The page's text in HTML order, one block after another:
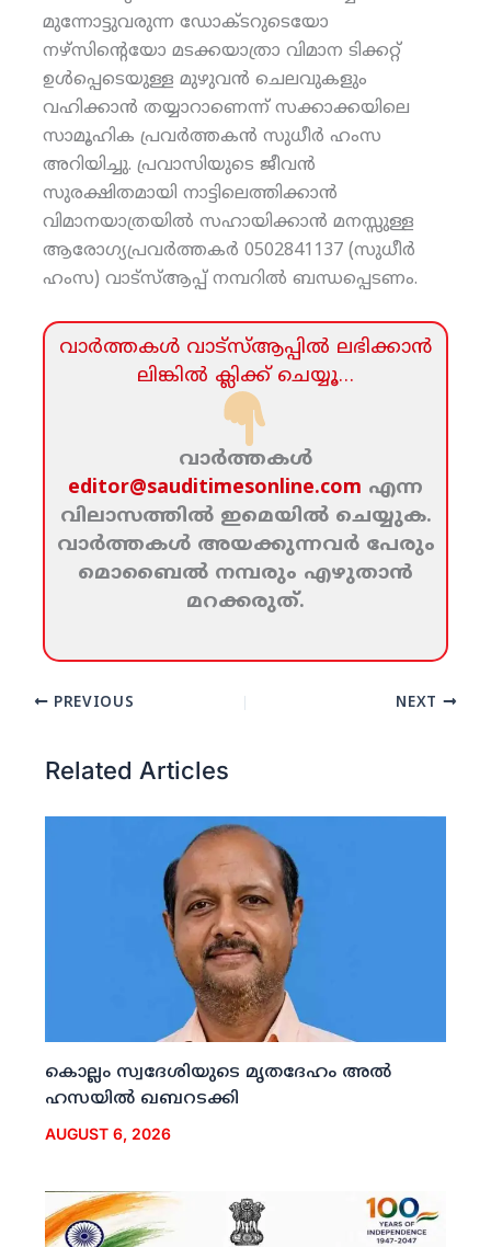
മുന്നോട്ടുവരുന്ന ഡോക്ടറുടെയോ
നഴ്‌സിന്റെയോ മടക്കയാത്രാ വിമാന ടിക്കറ്റ്
ഉള്‍പ്പെടെയുള്ള മുഴുവന്‍ ചെലവുകളും
വഹിക്കാന്‍ തയ്യാറാണെന്ന് സക്കാക്കയിലെ
സാമൂഹിക പ്രവര്‍ത്തകന്‍ സുധീര്‍ ഹംസ
അറിയിച്ചു. പ്രവാസിയുടെ ജീവന്‍
സുരക്ഷിതമായി നാട്ടിലെത്തിക്കാന്‍
വിമാനയാത്രയില്‍ സഹായിക്കാന്‍ മനസ്സുള്ള
ആരോഗ്യപ്രവര്‍ത്തകര്‍ 0502841137 (സുധീര്‍
ഹംസ) വാട്‌സ്ആപ്പ് നമ്പറില്‍ ബന്ധപ്പെടണം.
വാര്‍ത്തകള്‍ വാട്‌സ്‌ആപ്പില്‍ ലഭിക്കാന്‍
ലിങ്കില്‍ ക്ലിക്ക്‌ ചെയ്യൂ…
വാര്‍ത്തകള്‍
editor@sauditimesonline.com എന്ന
വിലാസത്തില്‍ ഇമെയില്‍ ചെയ്യുക.
വാര്‍ത്തകള്‍ അയക്കുന്നവര്‍ പേരും
മൊബൈല്‍ നമ്പരും എഴുതാന്‍
മറക്കരുത്‌.
PREVIOUS NEXT
Related Articles
കൊല്ലം സ്വദേശിയുടെ മൃതദേഹം അല്‍
ഹസയില്‍ ഖബറടക്കി
AUGUST 6, 2026